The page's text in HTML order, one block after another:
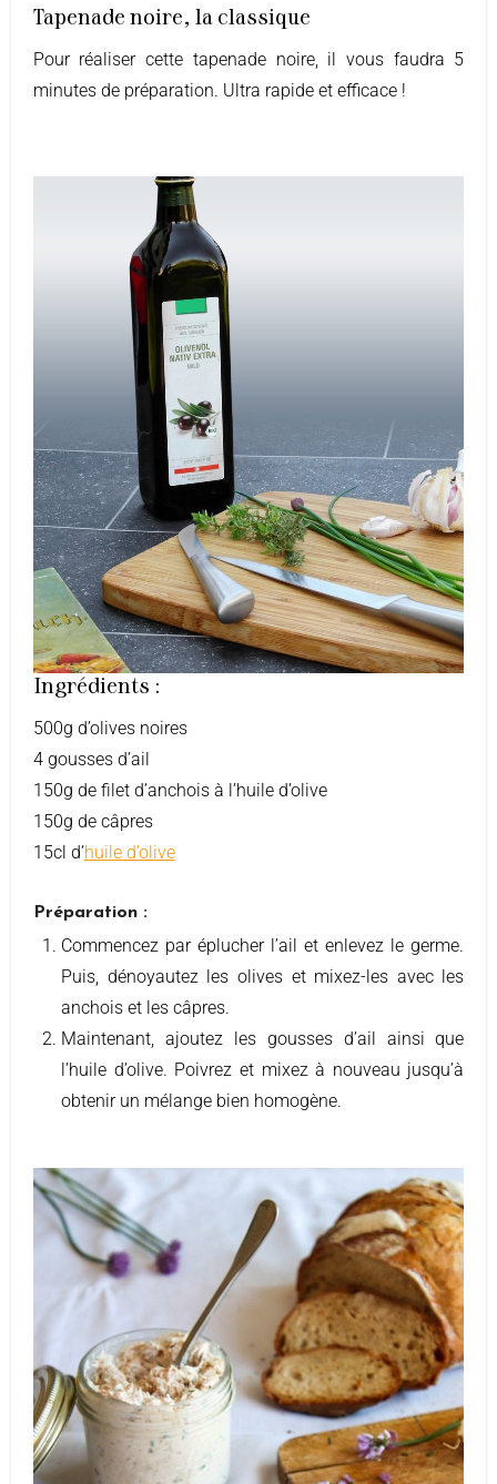
Tapenade noire, la classique
Pour réaliser cette tapenade noire, il vous faudra 5
minutes de préparation. Ultra rapide et efficace !
Ingrédients :
500g d’olives noires
4 gousses d’ail
150g de filet d’anchois à l’huile d’olive
150g de câpres
15cl d’huile d’olive
Préparation :
Commencez par éplucher l’ail et enlevez le germe.
Puis, dénoyautez les olives et mixez-les avec les
anchois et les câpres.
Maintenant, ajoutez les gousses d’ail ainsi que
l’huile d’olive. Poivrez et mixez à nouveau jusqu’à
obtenir un mélange bien homogène.